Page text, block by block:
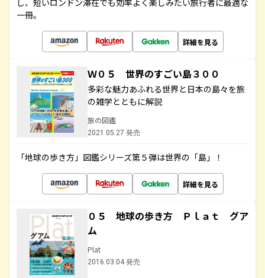
し、短いロンドン滞在でも効率よく楽しみたい旅行者に最適な
一冊。
詳細を見る
Ｗ０５ 世界のすごい島３００
多彩な魅力あふれる世界と日本の島々を旅
の雑学とともに解説
旅の図鑑
2021.05.27 発売
「地球の歩き方」図鑑シリーズ第５弾は世界の「島」！
詳細を見る
０５ 地球の歩き方 Ｐｌａｔ グア
ム
Plat
2016.03.04 発売